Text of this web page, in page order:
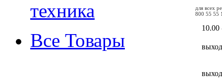
техника
Все Товары
для всех
800 55 55
10.00